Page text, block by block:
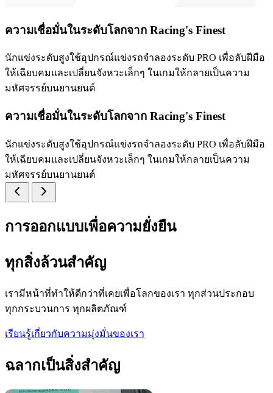
ความเชื่อมั่นในระดับโลกจาก Racing's Finest
นักแข่งระดับสูงใช้อุปกรณ์แข่งรถจำลองระดับ PRO เพื่อลับฝีมือ
ให้เฉียบคมและเปลี่ยนจังหวะเล็กๆ ในเกมให้กลายเป็นความ
มหัศจรรย์บนยานยนต์
ความเชื่อมั่นในระดับโลกจาก Racing's Finest
นักแข่งระดับสูงใช้อุปกรณ์แข่งรถจำลองระดับ PRO เพื่อลับฝีมือ
ให้เฉียบคมและเปลี่ยนจังหวะเล็กๆ ในเกมให้กลายเป็นความ
มหัศจรรย์บนยานยนต์
การออกแบบเพื่อความยั่งยืน
ทุกสิ่งล้วนสำคัญ
เรามีหน้าที่ทำให้ดีกว่าที่เคยเพื่อโลกของเรา ทุกส่วนประกอบ
ทุกกระบวนการ ทุกผลิตภัณฑ์
เรียนรู้เกี่ยวกับความมุ่งมั่นของเรา
ฉลากเป็นสิ่งสำคัญ